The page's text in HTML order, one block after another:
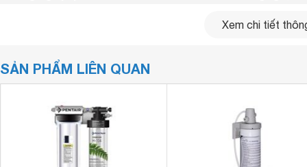
200 lít/giờ
Xem chi tiết
SẢN PHẨM LIÊN QUAN